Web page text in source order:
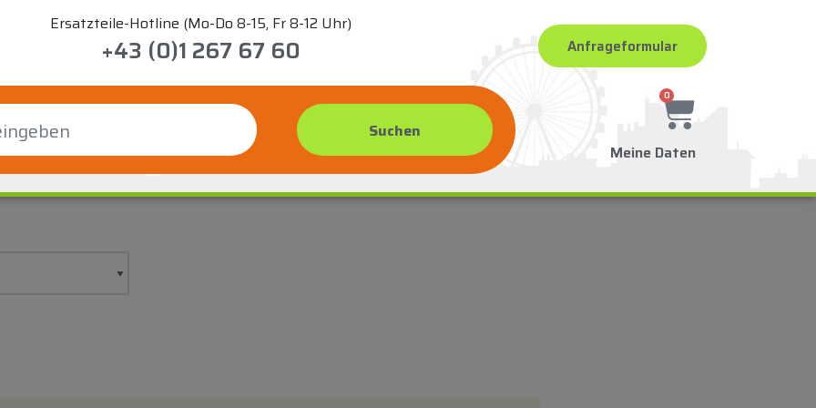
Ersatzteile-Hotline (Mo-Do 8-15, Fr 8-12 Uhr)
+43 (0)1 267 67 60 Anfrageformular
0
Meine Daten